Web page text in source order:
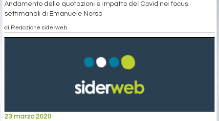
Andamento delle quotazioni e impatto del Covid nei focus
settimanali di Emanuele Norsa
di Redazione siderweb
23 marzo 2020